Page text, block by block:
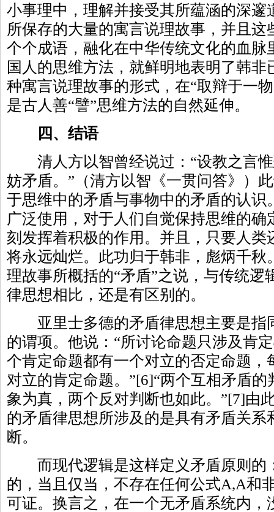
小事理中，理解并接受其所蕴涵的深邃
所保存的大量的寓言说理故事，并且
个个成语，融化在中华传统文化的血脉
国人的思维方法，就鲜明地表明了韩
种寓言说理故事的形式，在“取辩于一
是古人善“譬”思维方法的自然延伸。
四、结语
清人方以智曾经说过：“设教之言惟
妨矛盾。”（清方以智《一贯问答》）
于思维中的矛盾与事物中的矛盾的认识
广泛使用，对于人们自觉保持思维的
刻发挥着积极的作用。并且，只要人类
将永远灿烂。此功归于韩非，彪炳千秋
理故事所概括的“矛盾”之说，与传统逻
律思想相比，还是有区别的。
亚里士多德的矛盾律思想主要是指
的谓项。他说：“所讨论命题只涉及肯
个肯定命题都有一个对立的否定命题，
对立的肯定命题。”[6]“两个互相矛盾
象为真，两个反对判断也如此。”[7]由
的矛盾律思想所涉及的是具有矛盾关系
断。
而现代逻辑是这样定义矛盾原则的
的，当且仅当，不存在任何公式A,A和
可证。换言之，在一个无矛盾系统内，